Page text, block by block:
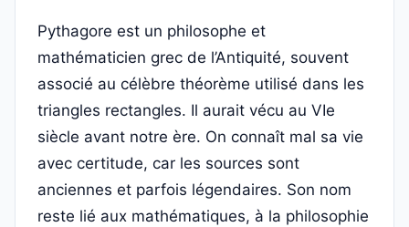
Pythagore est un philosophe et
mathématicien grec de l’Antiquité, souvent
associé au célèbre théorème utilisé dans les
triangles rectangles. Il aurait vécu au VIe
siècle avant notre ère. On connaît mal sa vie
avec certitude, car les sources sont
anciennes et parfois légendaires. Son nom
reste lié aux mathématiques, à la philosophie